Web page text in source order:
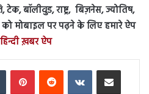
टेक, बॉलीवुड, राष्ट्र, बिज़नेस, ज्योतिष,
मोबाइल पर पढ़ने के लिए हमारे ऐप
हिन्दी ख़बर ऐप
Tumblr PinterestReddit VKontakteShare via Email